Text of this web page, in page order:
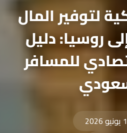
لتوفير المال
روسيا: دليل
للمسافر